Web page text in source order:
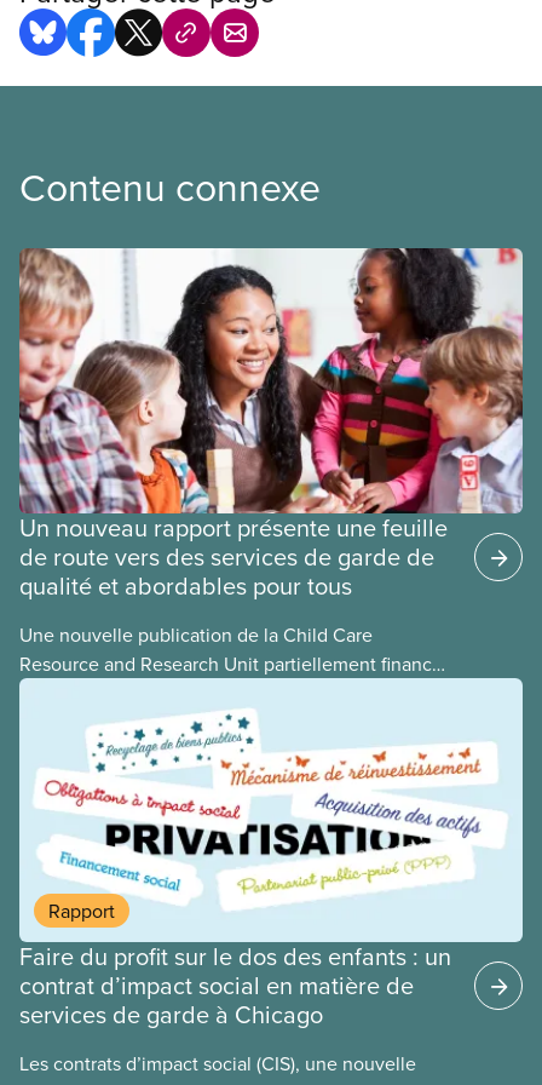
Contenu connexe
Un nouveau rapport présente une feuille
de route vers des services de garde de
qualité et abordables pour tous
Une nouvelle publication de la Child Care
Resource and Research Unit partiellement financée
par le SCFP national présente aux gouvernements
les choses à faire et à éviter dans l’élaboration d’un
programme universel de garderies. L’équipe de
recherche, s’appuyant sur des études antérieures
tant au pays qu’à l’étranger, a conclu que la
meilleure façon pour le Canada de bâtir un système
d’apprentissage et de garde des jeunes enfants
abordable, accessible, inclusif, flexible, équitable et
de qualité consiste à en confier la propriété, la
gestion et le financement à l’État.
Rapport
Faire du profit sur le dos des enfants : un
contrat d’impact social en matière de
services de garde à Chicago
Les contrats d’impact social (CIS), une nouvelle